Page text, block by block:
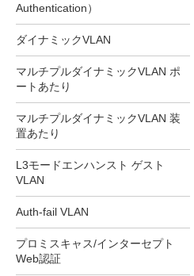
Authentication）
ダイナミックVLAN
マルチプルダイナミックVLAN ポ
ートあたり
マルチプルダイナミックVLAN 装
置あたり
L3モードエンハンスト ゲスト
VLAN
Auth-fail VLAN
プロミスキャス/インターセプト
Web認証
○
1,024
1,024
○
○
○
1,024
1,024
○
○